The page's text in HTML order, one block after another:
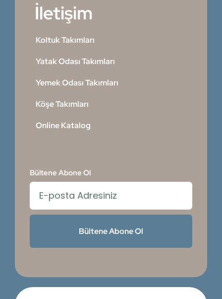
İletişim
Koltuk Takımları
Yatak Odası Takımları
Yemek Odası Takımları
Köşe Takımları
Online Katalog
Bültene Abone Ol
Bültene Abone Ol